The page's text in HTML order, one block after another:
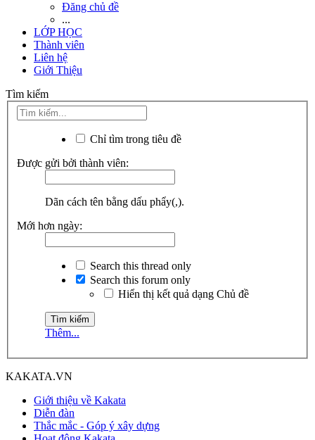
Đăng chủ đề
...
LỚP HỌC
Thành viên
Liên hệ
Giới Thiệu
Tìm kiếm
Chỉ tìm trong tiêu đề
Được gửi bởi thành viên:
Dãn cách tên bằng dấu phẩy(,).
Mới hơn ngày:
Search this thread only
Search this forum only
Hiển thị kết quả dạng Chủ đề
Thêm...
KAKATA.VN
Giới thiệu về Kakata
Diễn đàn
Thắc mắc - Góp ý xây dựng